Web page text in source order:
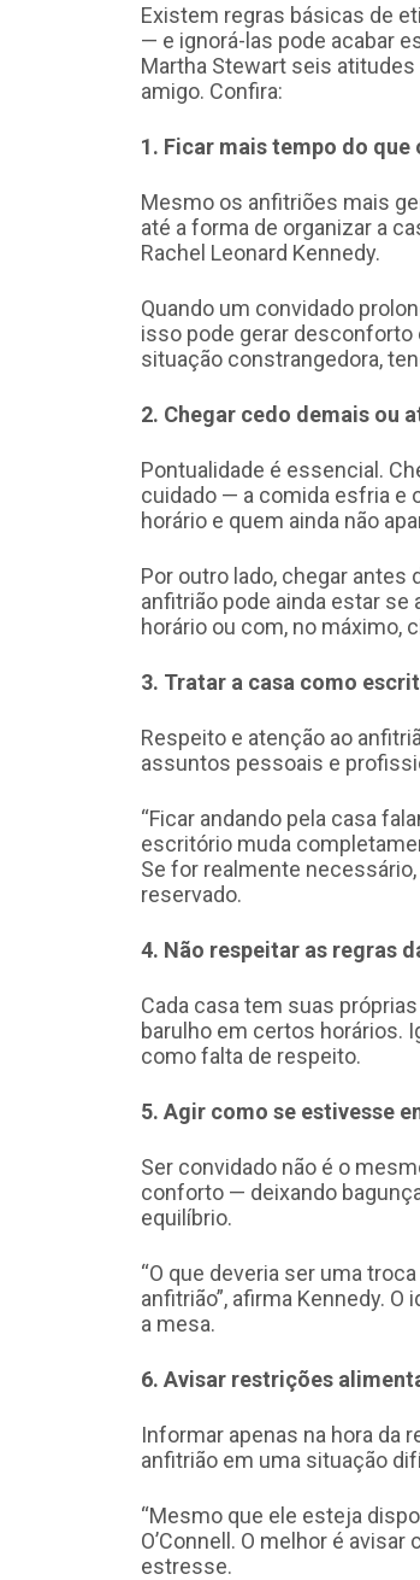
Existem regras básicas de
— e ignorá-las pode acabar
Martha Stewart seis
amigo. Confira:
1. Ficar mais tempo do que
Mesmo os anfitriões mais
até a forma de organizar a
Rachel Leonard Kennedy.
Quando um convidado
isso pode gerar
situação constrangedora,
2. Chegar cedo demais ou
Pontualidade é essencial.
cuidado — a comida esfria e
horário e quem ainda não
Por outro lado, chegar
anfitrião pode ainda estar se
horário ou com, no máximo,
3. Tratar a casa como
Respeito e atenção ao
assuntos pessoais e
“Ficar andando pela casa
escritório muda
Se for realmente
reservado.
4. Não respeitar as regras
Cada casa tem suas
barulho em certos horários.
como falta de respeito.
5. Agir como se estivesse
Ser convidado não é o
conforto — deixando
equilíbrio.
“O que deveria ser uma
anfitrião”, afirma Kennedy.
a mesa.
6. Avisar restrições
Informar apenas na hora da
anfitrião em uma situação
“Mesmo que ele esteja
O’Connell. O melhor é
estresse.